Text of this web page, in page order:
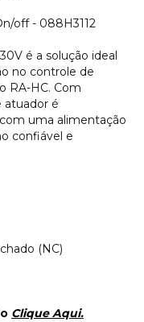
off - 088H3112
é a solução ideal
no controle de
RA-HC. Com
atuador é
uma alimentação
confiável e
(NC)
Clique Aqui.